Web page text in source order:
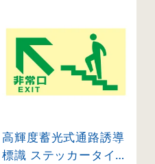
高輝度蓄光式通路誘導
標識 ステッカータイプ